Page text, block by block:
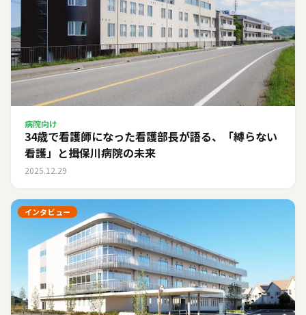
病院向け
34歳で看護師になった看護部長が語る、「縛らない
看護」と揖保川病院の未来
2025.12.29
インタビュー